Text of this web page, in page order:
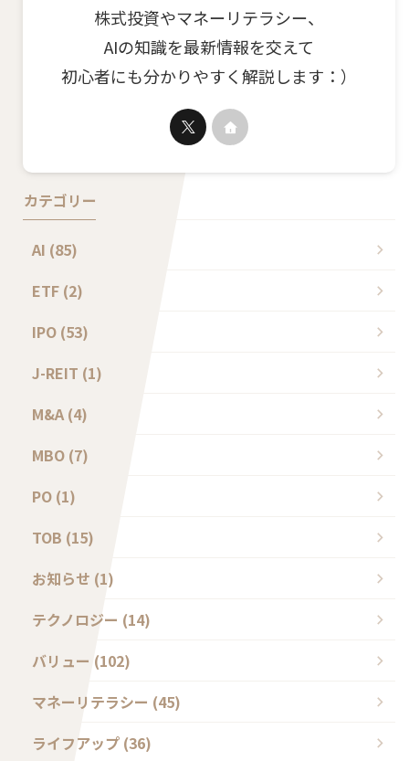
株式投資やマネーリテラシー、
AIの知識を最新情報を交えて
初心者にも分かりやすく解説します：）
カテゴリー
AI (85)
ETF (2)
IPO (53)
J-REIT (1)
M&A (4)
MBO (7)
PO (1)
TOB (15)
お知らせ (1)
テクノロジー (14)
バリュー (102)
マネーリテラシー (45)
ライフアップ (36)